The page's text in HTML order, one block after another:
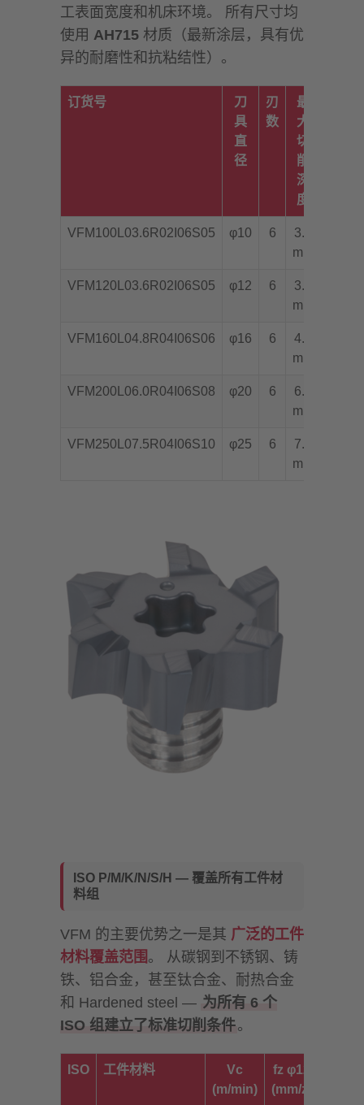
工表面宽度和机床环境。 所有尺寸均
使用 AH715 材质（最新涂层，具有优
异的耐磨性和抗粘结性）。
订货号
刀
具
直
径
刃
数
最
大
切
削
深
度
VFM100L03.6R02I06S05 φ10 6
3.6
mm
VFM120L03.6R02I06S05 φ12 6
3.6
mm
VFM160L04.8R04I06S06 φ16 6
4.8
mm
VFM200L06.0R04I06S08 φ20 6
6.0
mm
VFM250L07.5R04I06S10 φ25 6
7.5
mm
ISO P/M/K/N/S/H — 覆盖所有工件材
料组
VFM 的主要优势之一是其 广泛的工件
材料覆盖范围 。 从碳钢到不锈钢、铸
铁、铝合金，甚至钛合金、耐热合金
和 Hardened steel — 为所有 6 个
ISO 组建立了标准切削条件。
ISO 工件材料
Vc
(m/min)
fz φ12
(mm/z)